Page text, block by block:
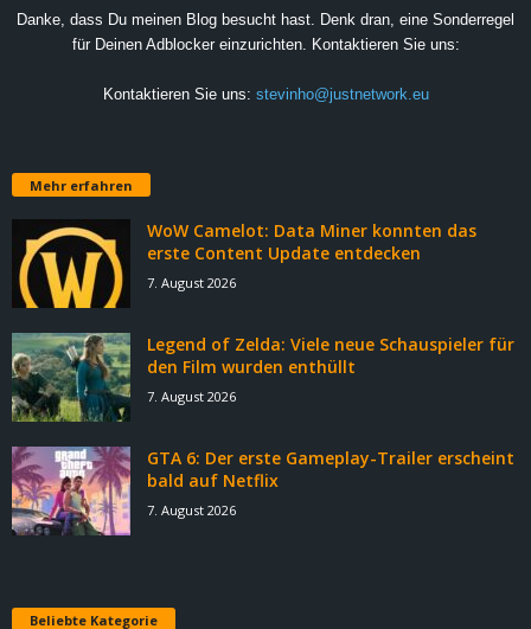
Danke, dass Du meinen Blog besucht hast. Denk dran, eine Sonderregel
für Deinen Adblocker einzurichten. Kontaktieren Sie uns:
Kontaktieren Sie uns: stevinho@justnetwork.eu
Mehr erfahren
WoW Camelot: Data Miner konnten das
erste Content Update entdecken
7. August 2026
Legend of Zelda: Viele neue Schauspieler für
den Film wurden enthüllt
7. August 2026
GTA 6: Der erste Gameplay-Trailer erscheint
bald auf Netflix
7. August 2026
Beliebte Kategorie